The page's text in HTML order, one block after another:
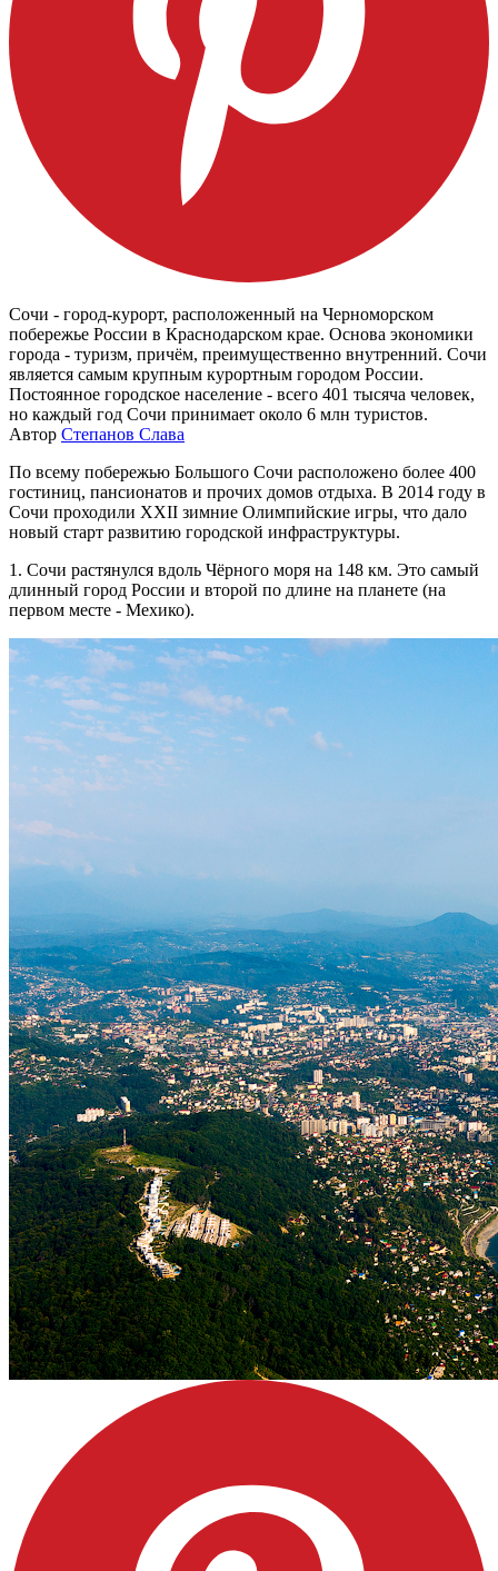
Сочи - город-курорт, расположенный на Черноморском
побережье России в Краснодарском крае. Основа экономики
города - туризм, причём, преимущественно внутренний. Сочи
является самым крупным курортным городом России.
Постоянное городское население - всего 401 тысяча человек,
но каждый год Сочи принимает около 6 млн туристов.
Автор Степанов Слава
По всему побережью Большого Сочи расположено более 400
гостиниц, пансионатов и прочих домов отдыха. В 2014 году в
Сочи проходили XXII зимние Олимпийские игры, что дало
новый старт развитию городской инфраструктуры.
1. Сочи растянулся вдоль Чёрного моря на 148 км. Это самый
длинный город России и второй по длине на планете (на
первом месте - Мехико).